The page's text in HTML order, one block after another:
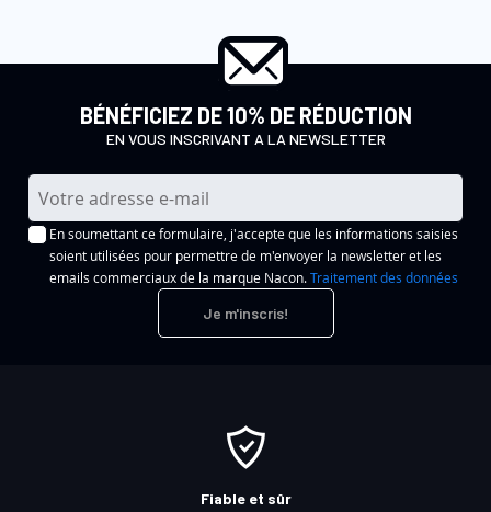
BÉNÉFICIEZ DE 10% DE RÉDUCTION
EN VOUS INSCRIVANT A LA NEWSLETTER
I
n
s
En soumettant ce formulaire, j'accepte que les informations saisies
soient utilisées pour permettre de m'envoyer la newsletter et les
emails commerciaux de la marque Nacon.Traitement des données
Je m'inscris!
Fiable et sûr